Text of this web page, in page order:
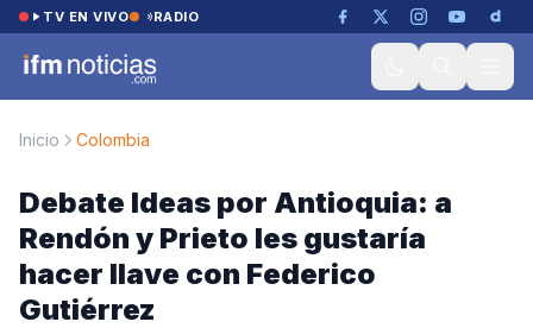
Saltar al contenido
TV EN VIVO RADIO
Inicio Colombia
Debate Ideas por Antioquia: a
Rendón y Prieto les gustaría
hacer llave con Federico
Gutiérrez